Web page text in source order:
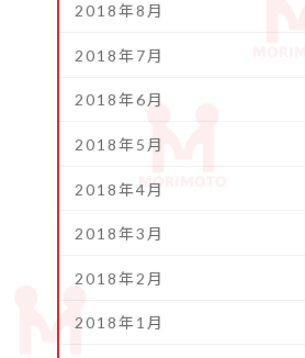
2018年8月
2018年7月
2018年6月
2018年5月
2018年4月
2018年3月
2018年2月
2018年1月